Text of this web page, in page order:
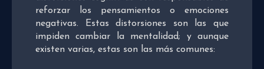
reforzar los pensamientos o emociones
negativas. Estas distorsiones son las que
impiden cambiar la mentalidad; y aunque
existen varias, estas son las más comunes: